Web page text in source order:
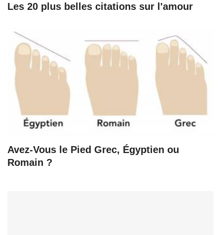
Les 20 plus belles citations sur l'amour
Avez-Vous le Pied Grec, Égyptien ou
Romain ?